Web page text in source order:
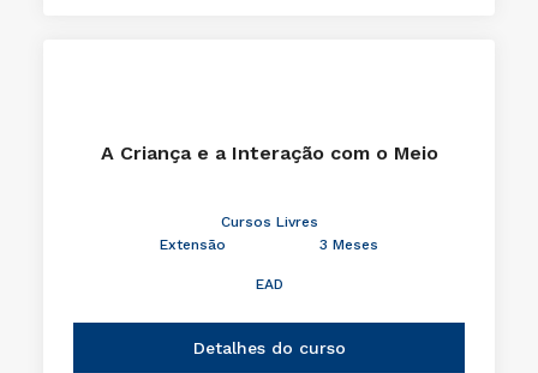
A Criança e a Interação com o Meio
Cursos Livres
Extensão
3 Meses
EAD
Detalhes do curso